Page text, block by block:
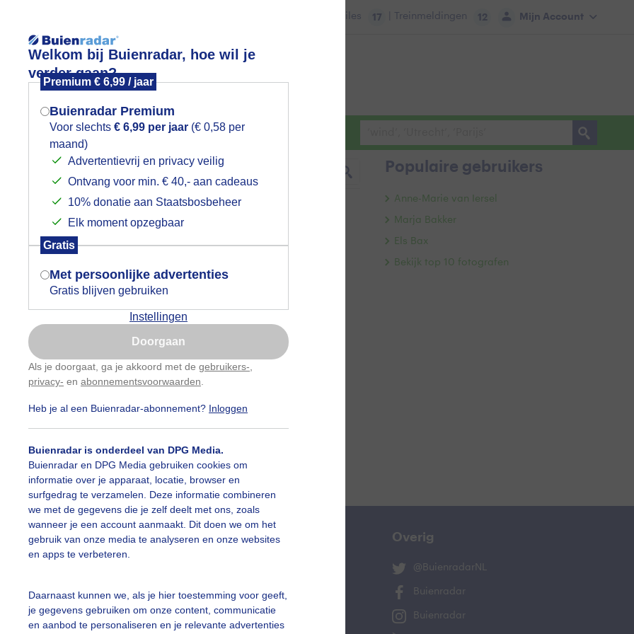
Welkom bij Buienradar, hoe wil je
verder gaan?
Premium € 6,99 / jaar
Buienradar Premium
Voor slechts € 6,99 per jaar (€ 0,58 per
maand)
Advertentievrij en privacy veilig
Ontvang voor min. € 40,- aan cadeaus
10% donatie aan Staatsbosbeheer
Elk moment opzegbaar
Gratis
Met persoonlijke advertenties
Gratis blijven gebruiken
Instellingen
Doorgaan
Als je doorgaat, ga je akkoord met de gebruikers-
privacy- en abonnementsvoorwaarden
Heb je al een Buienradar-abonnement? Inloggen
Buienradar is onderdeel van DPG Media.
Buienradar en DPG Media gebruiken cookies om
informatie over je apparaat, locatie, browser en
surfgedrag te verzamelen. Deze informatie combineren
we met de gegevens die je zelf deelt met ons, zoals
wanneer je een account aanmaakt. Dit doen we om het
gebruik van onze media te analyseren en onze websites
en apps te verbeteren.
Daarnaast kunnen we, als je hier toestemming voor geeft,
je gegevens gebruiken om onze content, communicatie
en aanbod te personaliseren en je relevante advertenties
Mijn Account
Files 17 | Treinmeldingen 12
Foto en video Weerzine
slideshow
Een moment geduld aub...
##terras #bewolking
#droogte #duinen #fietser
#halo #hitte #hittegolf #kinderen
#levendestandbeelden
#natuur #opklaringen
#stapelwolkjes #strakblauwe_lucht
alle categorieën
Populaire gebruikers
Anne-Marie van Iersel
Marja Bakker
Els Bax
Bekijk top 10 fotografen
vragen
Mijn weer Overig
@BuienradarNL
Buienradar
Buienradar
Mogen we je locatie gebruiken voor
het weer?
Indien je hier nog geen akkoord op hebt
gegeven, verschijnt er zo een pop-up uit
je browser waarin deze toestemming
gevraagd wordt.
Is goed, toon de popup
Nu niet, misschien later
Gebruik je Safari en wil je niet elke dag deze pop-up
Klikhierom dit aan te passen